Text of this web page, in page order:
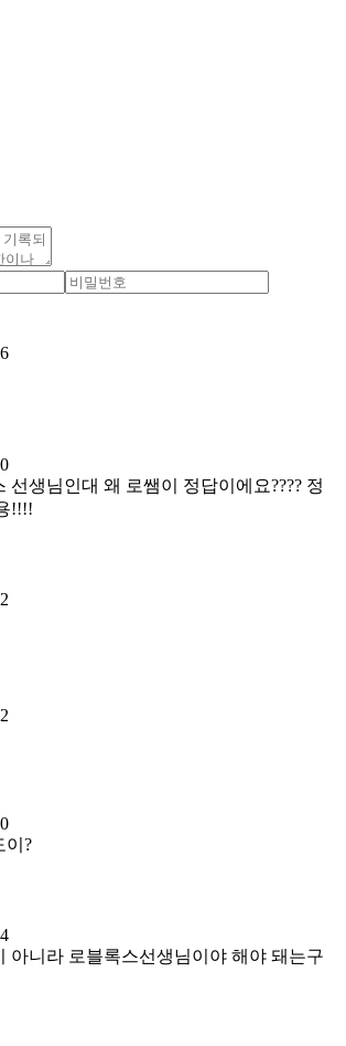
선생님인대 왜 로쌤이 정답이에요???? 정
!!!!
이?
아니라 로블록스선생님이야 해야 돼는구